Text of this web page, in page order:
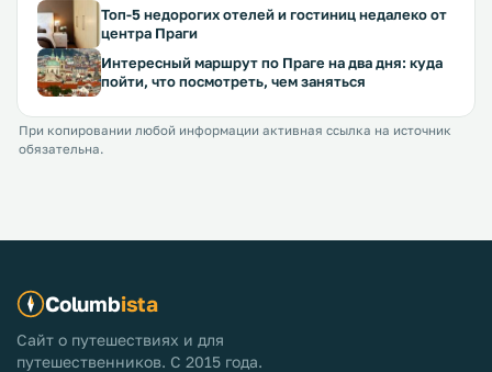
Топ-5 недорогих отелей и гостиниц недалеко от
центра Праги
Интересный маршрут по Праге на два дня: куда
пойти, что посмотреть, чем заняться
При копировании любой информации активная ссылка на источник
обязательна.
Columbista
Сайт о путешествиях и для
путешественников. С 2015 года.